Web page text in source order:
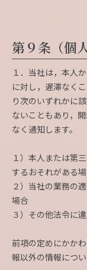
第９条（個
１．当社は，本人
に対し，遅滞なく
り次のいずれかに
ないこともあり，
なく通知します。
１）本人または第
するおそれがある
２）当社の業務の
場合
３）その他法令に
前項の定めにかか
報以外の情報につ